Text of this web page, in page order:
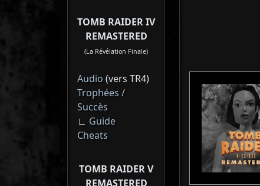
TOMB RAIDER IV
REMASTERED
(La Révélation Finale)
Audio (vers TR4)
Trophées /
Succès
∟ Guide
Cheats
TOMB RAIDER V
REMASTERED